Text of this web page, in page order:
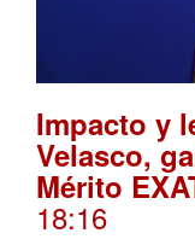
Impacto y
Velasco,
Mérito
18:16